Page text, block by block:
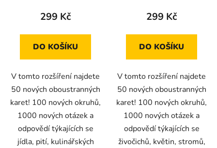
299 Kč
DO KOŠÍKU
V tomto rozšíření najdete
50 nových oboustranných
karet! 100 nových okruhů,
1000 nových otázek a
odpovědí týkajících se
jídla, pití, kulinářských
299 Kč
DO KOŠÍKU
V tomto rozšíření najdete
50 nových oboustranných
karet! 100 nových okruhů,
1000 nových otázek a
odpovědí týkajících se
živočichů, květin, stromů,